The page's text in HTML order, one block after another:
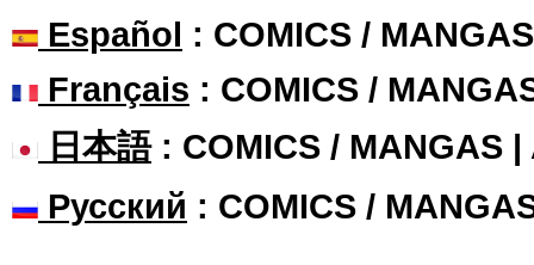
Español : COMICS /
Français : COMICS /
日本語: COMICS / MANGAS |
Русский : COMICS /